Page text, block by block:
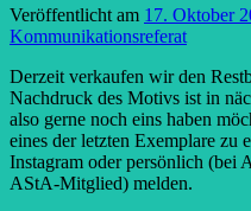
Veröffentlicht am 17. Oktober
Kommunikationsreferat
Derzeit verkaufen wir den
Nachdruck des Motivs ist in
also gerne noch eins haben
eines der letzten Exemplare zu
Instagram oder persönlich (bei
AStA-Mitglied) melden.